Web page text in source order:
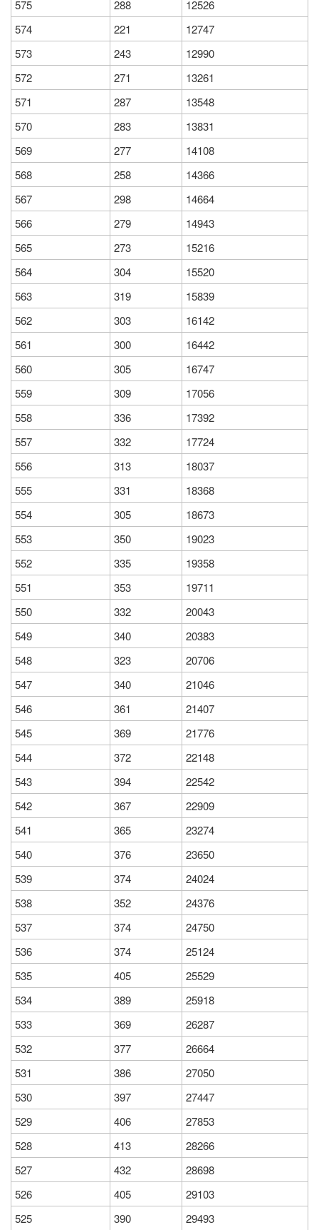
575
288
12526
574
221
12747
573
243
12990
572
271
13261
571
287
13548
570
283
13831
569
277
14108
568
258
14366
567
298
14664
566
279
14943
565
273
15216
564
304
15520
563
319
15839
562
303
16142
561
300
16442
560
305
16747
559
309
17056
558
336
17392
557
332
17724
556
313
18037
555
331
18368
554
305
18673
553
350
19023
552
335
19358
551
353
19711
550
332
20043
549
340
20383
548
323
20706
547
340
21046
546
361
21407
545
369
21776
544
372
22148
543
394
22542
542
367
22909
541
365
23274
540
376
23650
539
374
24024
538
352
24376
537
374
24750
536
374
25124
535
405
25529
534
389
25918
533
369
26287
532
377
26664
531
386
27050
530
397
27447
529
406
27853
528
413
28266
527
432
28698
526
405
29103
525
390 29493